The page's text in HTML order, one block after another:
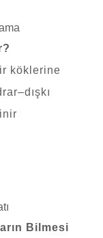
köklerine
Bilmesi